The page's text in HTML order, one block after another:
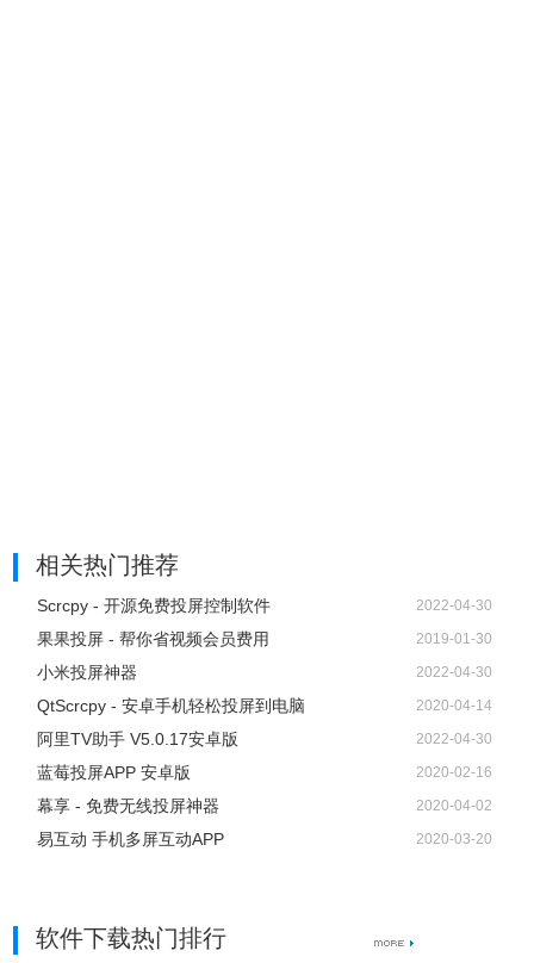
相关热门推荐
Scrcpy - 开源免费投屏控制软件 2022-04-30
果果投屏 - 帮你省视频会员费用 2019-01-30
小米投屏神器 2022-04-30
QtScrcpy - 安卓手机轻松投屏到电脑 2020-04-14
阿里TV助手 V5.0.17安卓版 2022-04-30
蓝莓投屏APP 安卓版 2020-02-16
幕享 - 免费无线投屏神器 2020-04-02
易互动 手机多屏互动APP 2020-03-20
软件下载热门排行